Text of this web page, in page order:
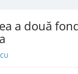
a două